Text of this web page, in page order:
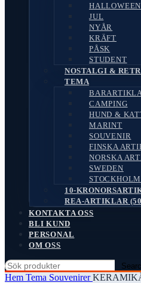
HALLOWEEN
JUL
NYÅR
KRÄFT
PÅSK
STUDENT
NOSTALGI &
TEMA
CAMPING
HUND &
MARINT
SOUVENIR
FINSKA
NORSKA
SWEDEN
STOCKHOLM
10-
REA-ARTIKLAR
KONTAKTA OSS
BLI KUND
PERSONAL
OM OSS
Hem Tema Souvenirer